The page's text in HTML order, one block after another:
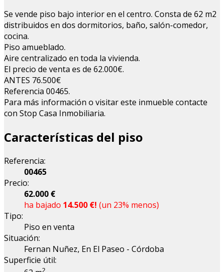
Se vende piso bajo interior en el centro. Consta de 62 m2
distribuidos en dos dormitorios, baño, salón-comedor,
cocina.
Piso amueblado.
Aire centralizado en toda la vivienda.
El precio de venta es de 62.000€.
ANTES 76.500€
Referencia 00465.
Para más información o visitar este inmueble contacte
con Stop Casa Inmobiliaria.
Características del piso
Referencia:
00465
Precio:
62.000 €
ha bajado 14.500 €! (un 23% menos)
Tipo:
Piso en venta
Situación:
Fernan Nuñez, En El Paseo - Córdoba
Superficie útil:
2